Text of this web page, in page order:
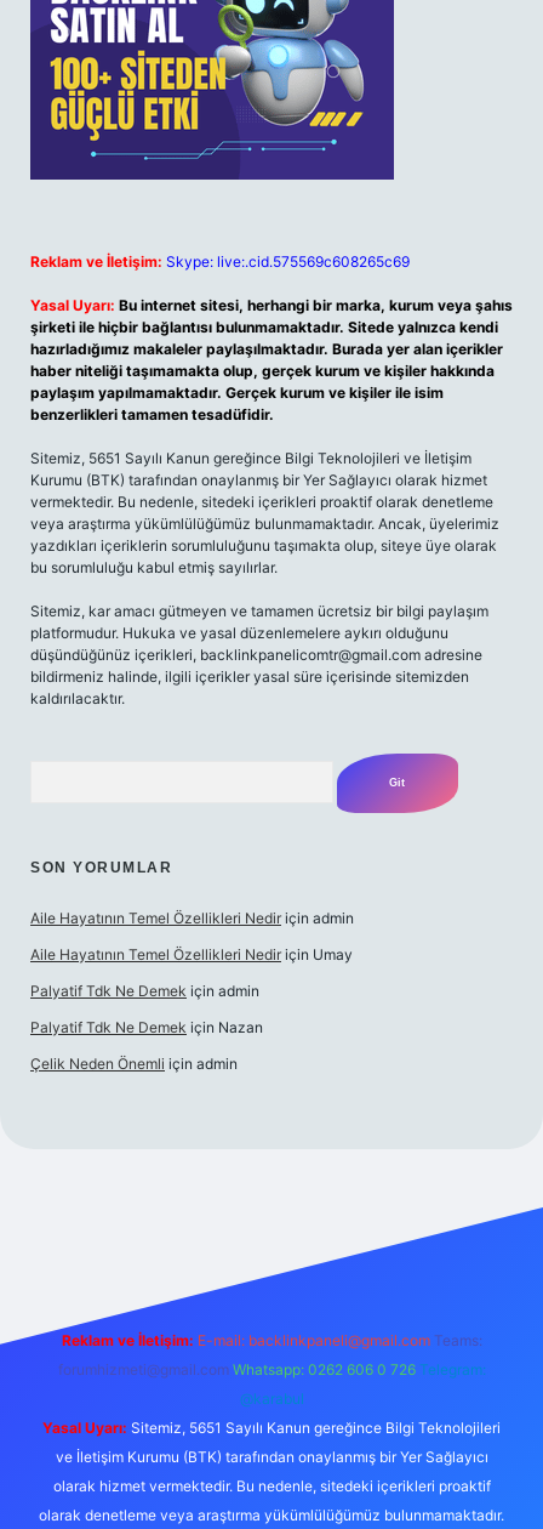
Reklam ve İletişim: Skype: live:.cid.575569c608265c69
Yasal Uyarı: Bu internet sitesi, herhangi bir marka, kurum veya şahıs
şirketi ile hiçbir bağlantısı bulunmamaktadır. Sitede yalnızca kendi
hazırladığımız makaleler paylaşılmaktadır. Burada yer alan içerikler
haber niteliği taşımamakta olup, gerçek kurum ve kişiler hakkında
paylaşım yapılmamaktadır. Gerçek kurum ve kişiler ile isim
benzerlikleri tamamen tesadüfidir.
Sitemiz, 5651 Sayılı Kanun gereğince Bilgi Teknolojileri ve İletişim
Kurumu (BTK) tarafından onaylanmış bir Yer Sağlayıcı olarak hizmet
vermektedir. Bu nedenle, sitedeki içerikleri proaktif olarak denetleme
veya araştırma yükümlülüğümüz bulunmamaktadır. Ancak, üyelerimiz
yazdıkları içeriklerin sorumluluğunu taşımakta olup, siteye üye olarak
bu sorumluluğu kabul etmiş sayılırlar.
Sitemiz, kar amacı gütmeyen ve tamamen ücretsiz bir bilgi paylaşım
platformudur. Hukuka ve yasal düzenlemelere aykırı olduğunu
düşündüğünüz içerikleri, backlinkpanelicomtr@gmail.com adresine
bildirmeniz halinde, ilgili içerikler yasal süre içerisinde sitemizden
kaldırılacaktır.
SON YORUMLAR
Aile Hayatının Temel Özellikleri Nedir için admin
Aile Hayatının Temel Özellikleri Nedir için Umay
Palyatif Tdk Ne Demek için admin
Palyatif Tdk Ne Demek için Nazan
Çelik Neden Önemli için admin
Reklam ve İletişim: E-mail: backlinkpaneli@gmail.com Teams:
forumhizmeti@gmail.com Whatsapp: 0262 606 0 726 Telegram:
@karabul
Yasal Uyarı: Sitemiz, 5651 Sayılı Kanun gereğince Bilgi Teknolojileri
ve İletişim Kurumu (BTK) tarafından onaylanmış bir Yer Sağlayıcı
olarak hizmet vermektedir. Bu nedenle, sitedeki içerikleri proaktif
olarak denetleme veya araştırma yükümlülüğümüz bulunmamaktadır.